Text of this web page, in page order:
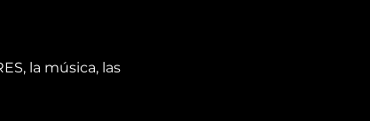
la música, las